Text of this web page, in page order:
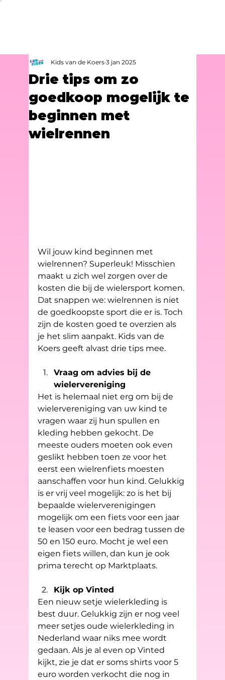
Drie tips om zo
goedkoop mogelijk te
beginnen met
wielrennen
Kids van de Koers 3 jan 2025
Wil jouw kind beginnen met
wielrennen? Superleuk! Misschien
maakt u zich wel zorgen over de
kosten die bij de wielersport komen.
Dat snappen we: wielrennen is niet
de goedkoopste sport die er is. Toch
zijn de kosten goed te overzien als
je het slim aanpakt. Kids van de
Koers geeft alvast drie tips mee.
Vraag om advies bij de
wielervereniging
Het is helemaal niet erg om bij de
wielervereniging van uw kind te
vragen waar zij hun spullen en
kleding hebben gekocht. De
meeste ouders moeten ook even
geslikt hebben toen ze voor het
eerst een wielrenfiets moesten
aanschaffen voor hun kind. Gelukkig
is er vrij veel mogelijk: zo is het bij
bepaalde wielerverenigingen
mogelijk om een fiets voor een jaar
te leasen voor een bedrag tussen de
50 en 150 euro. Mocht je wel een
eigen fiets willen, dan kun je ook
prima terecht op Marktplaats.
Kijk op Vinted
Een nieuw setje wielerkleding is
best duur. Gelukkig zijn er nog veel
meer setjes oude wielerkleding in
Nederland waar niks mee wordt
gedaan. Als je al even op Vinted
kijkt, zie je dat er soms shirts voor 5
euro worden verkocht die nog in